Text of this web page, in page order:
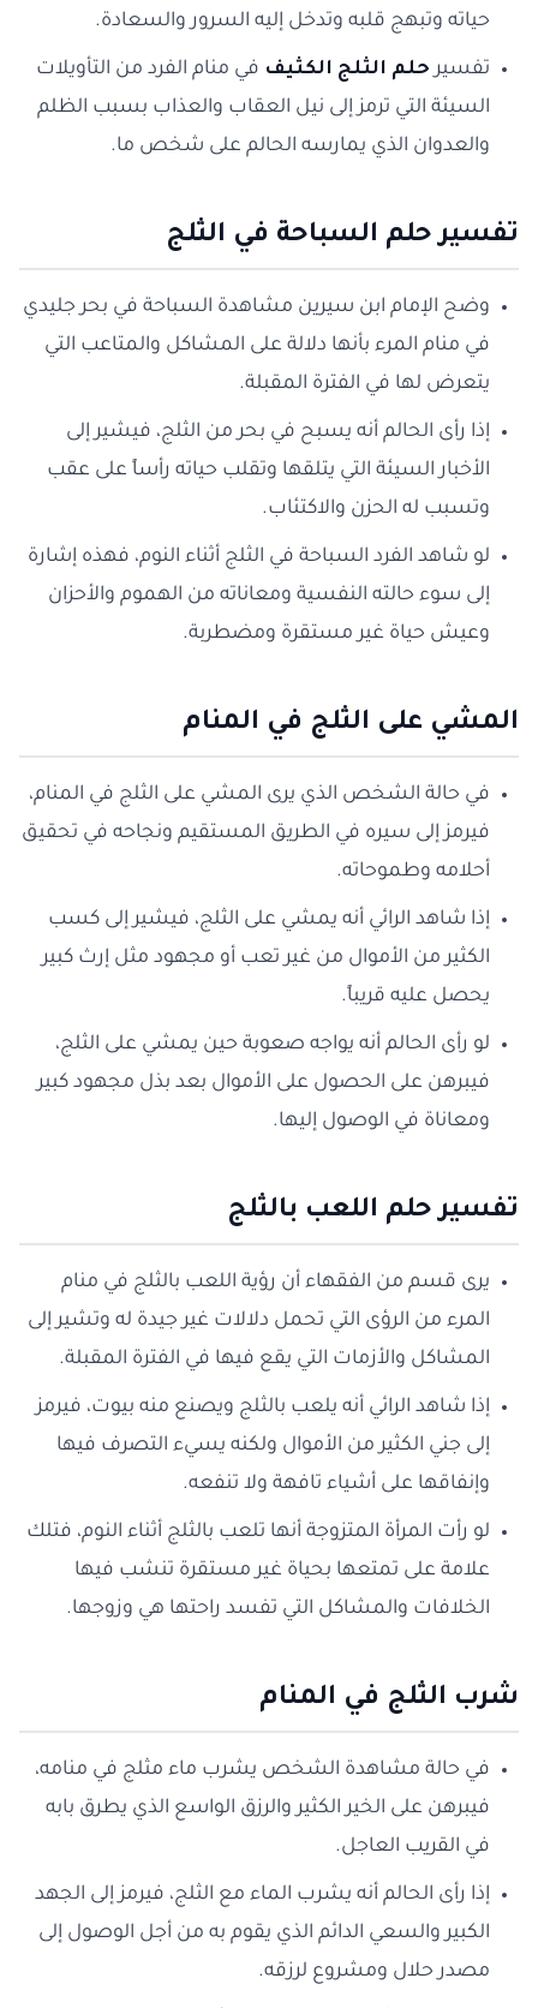
حياته وتبهج قلبه وتدخل إليه السرور والسعادة.
تفسير حلم الثلج الكثيف في منام الفرد من التأويلات
السيئة التي ترمز إلى نيل العقاب والعذاب بسبب الظلم
والعدوان الذي يمارسه الحالم على شخص ما.
تفسير حلم السباحة في الثلج
وضح الإمام ابن سيرين مشاهدة السباحة في بحر جليدي
في منام المرء بأنها دلالة على المشاكل والمتاعب التي
يتعرض لها في الفترة المقبلة.
إذا رأى الحالم أنه يسبح في بحر من الثلج، فيشير إلى
الأخبار السيئة التي يتلقها وتقلب حياته رأساً على عقب
وتسبب له الحزن والاكتئاب.
لو شاهد الفرد السباحة في الثلج أثناء النوم، فهذه إشارة
إلى سوء حالته النفسية ومعاناته من الهموم والأحزان
وعيش حياة غير مستقرة ومضطربة.
المشي على الثلج في المنام
في حالة الشخص الذي يرى المشي على الثلج في المنام،
فيرمز إلى سيره في الطريق المستقيم ونجاحه في تحقيق
أحلامه وطموحاته.
إذا شاهد الرائي أنه يمشي على الثلج، فيشير إلى كسب
الكثير من الأموال من غير تعب أو مجهود مثل إرث كبير
يحصل عليه قريباً.
لو رأى الحالم أنه يواجه صعوبة حين يمشي على الثلج،
فيبرهن على الحصول على الأموال بعد بذل مجهود كبير
ومعاناة في الوصول إليها.
تفسير حلم اللعب بالثلج
يرى قسم من الفقهاء أن رؤية اللعب بالثلج في منام
المرء من الرؤى التي تحمل دلالات غير جيدة له وتشير إلى
المشاكل والأزمات التي يقع فيها في الفترة المقبلة.
إذا شاهد الرائي أنه يلعب بالثلج ويصنع منه بيوت، فيرمز
إلى جني الكثير من الأموال ولكنه يسيء التصرف فيها
وإنفاقها على أشياء تافهة ولا تنفعه.
لو رأت المرأة المتزوجة أنها تلعب بالثلج أثناء النوم، فتلك
علامة على تمتعها بحياة غير مستقرة تنشب فيها
الخلافات والمشاكل التي تفسد راحتها هي وزوجها.
شرب الثلج في المنام
في حالة مشاهدة الشخص يشرب ماء مثلج في منامه،
فيبرهن على الخير الكثير والرزق الواسع الذي يطرق بابه
في القريب العاجل.
إذا رأى الحالم أنه يشرب الماء مع الثلج، فيرمز إلى الجهد
الكبير والسعي الدائم الذي يقوم به من أجل الوصول إلى
مصدر حلال ومشروع لرزقه.